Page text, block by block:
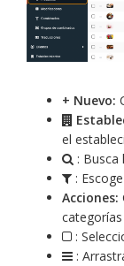
+ Nuevo:
el
: Busca
:
Acciones:
:
: